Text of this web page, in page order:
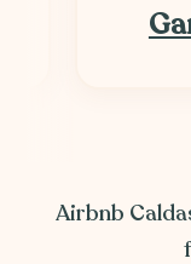
Airbnb